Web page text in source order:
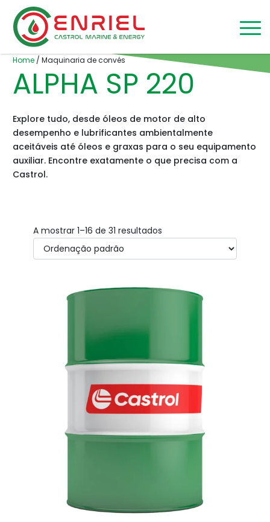
Skip to content
Home/ Maquinaria de convés
ALPHA SP 220
Explore tudo, desde óleos de motor de alto
desempenho e lubrificantes ambientalmente
aceitáveis até óleos e graxas para o seu equipamento
auxiliar. Encontre exatamente o que precisa com a
Castrol.
A mostrar 1–16 de 31 resultados